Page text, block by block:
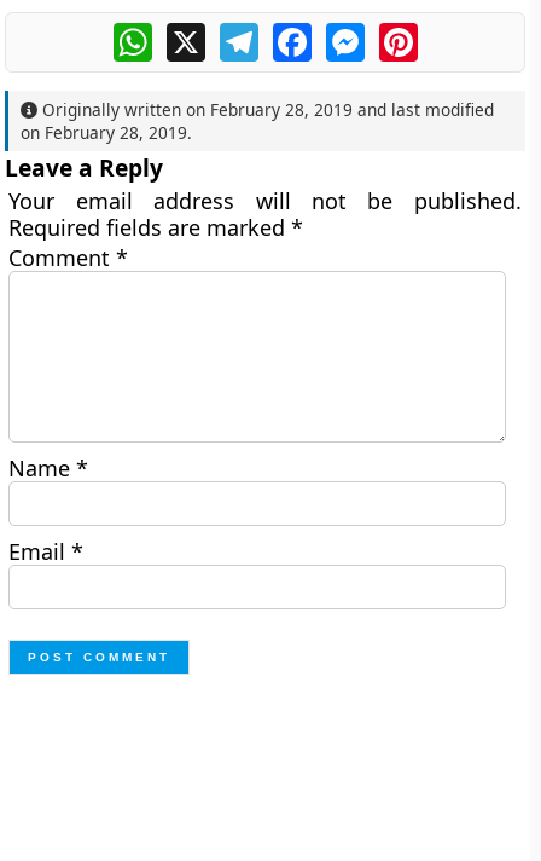
WhatsApp
X TelegramFacebookMessengerPinterest
Originally written on February 28, 2019 and last modified
on February 28, 2019.
Leave a Reply
Your email address will not be published.
Required fields are marked*
Comment*
Name*
Email*